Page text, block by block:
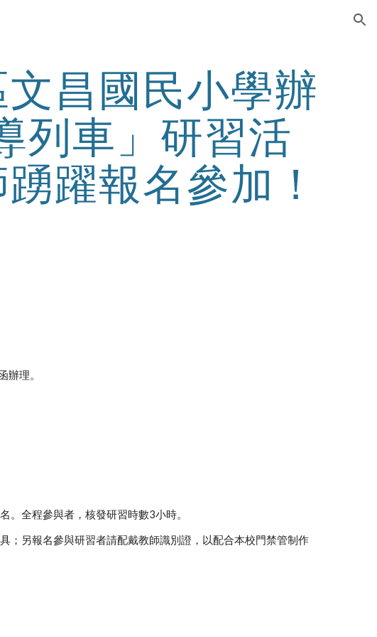
昌國民小學辦
列車」研習活
躍報名參加！
辦理。
。全程參與者，核發研習時數3小時。
；另報名參與研習者請配戴教師識別證，以配合本校門禁管制作